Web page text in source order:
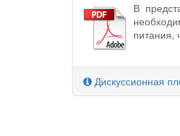
В
питания,
Дискуссионная